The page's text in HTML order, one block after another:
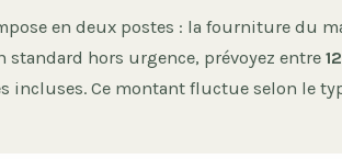
en deux postes : la fourniture du
hors urgence, prévoyez entre
incluses. Ce montant fluctue selon le